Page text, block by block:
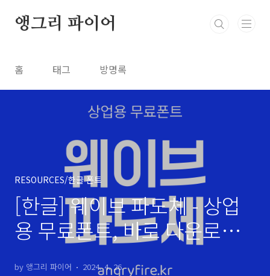
앵그리 파이어
홈 태그 방명록
RESOURCES/한글 폰트
[한글] 웨이브 파도체 - 상업
용 무료폰트, 바로 다운로드
by 앵그리 파이어 2024. 4. 26.